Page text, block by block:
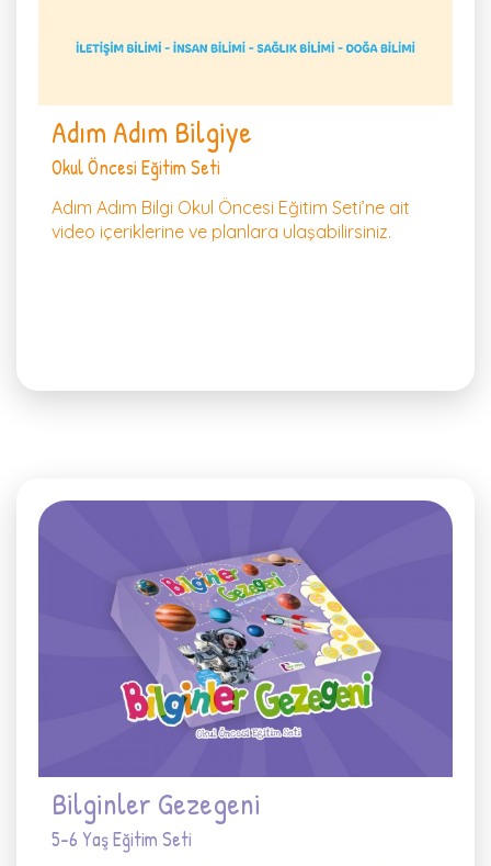
Adım Adım Bilgiye
Okul Öncesi Eğitim Seti
Adım Adım Bilgi Okul Öncesi Eğitim Seti’ne ait
video içeriklerine ve planlara ulaşabilirsiniz.
Bilginler Gezegeni
5-6 Yaş Eğitim Seti